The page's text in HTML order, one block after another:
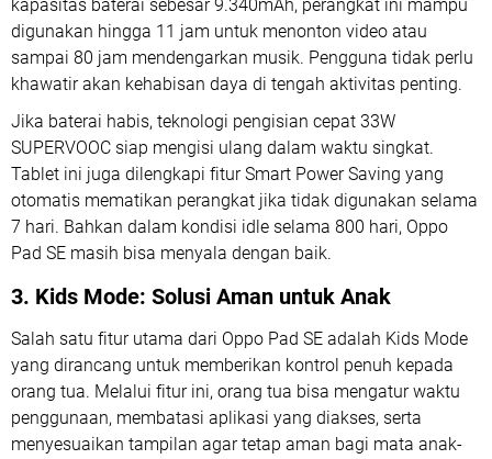
kapasitas baterai sebesar 9.340mAh, perangkat ini mampu
digunakan hingga 11 jam untuk menonton video atau
sampai 80 jam mendengarkan musik. Pengguna tidak perlu
khawatir akan kehabisan daya di tengah aktivitas penting.
Jika baterai habis, teknologi pengisian cepat 33W
SUPERVOOC siap mengisi ulang dalam waktu singkat.
Tablet ini juga dilengkapi fitur Smart Power Saving yang
otomatis mematikan perangkat jika tidak digunakan selama
7 hari. Bahkan dalam kondisi idle selama 800 hari, Oppo
Pad SE masih bisa menyala dengan baik.
3. Kids Mode: Solusi Aman untuk Anak
Salah satu fitur utama dari Oppo Pad SE adalah Kids Mode
yang dirancang untuk memberikan kontrol penuh kepada
orang tua. Melalui fitur ini, orang tua bisa mengatur waktu
penggunaan, membatasi aplikasi yang diakses, serta
menyesuaikan tampilan agar tetap aman bagi mata anak-